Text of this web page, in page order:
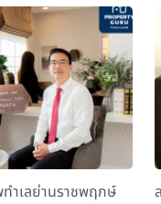
ำเลย่านราชพฤกษ์